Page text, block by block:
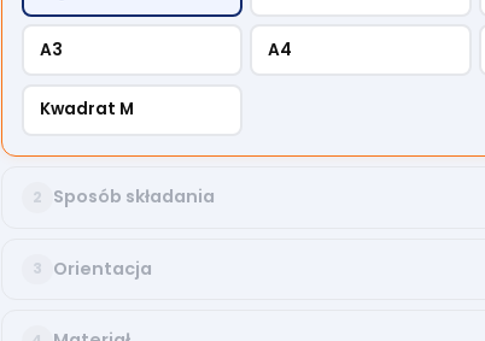
A3 A4
Kwadrat M
2 Sposób składania
3 Orientacja